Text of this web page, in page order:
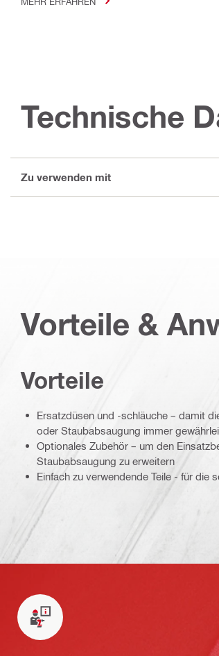
Technische
Zu verwenden mit
Vorteile &
Vorteile
Ersatzdüsen und -schläuche – damit
oder Staubabsaugung immer
Optionales Zubehör – um den
Staubabsaugung zu erweitern
Einfach zu verwendende Teile - für die